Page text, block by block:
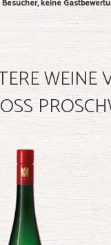
keine
WEINE